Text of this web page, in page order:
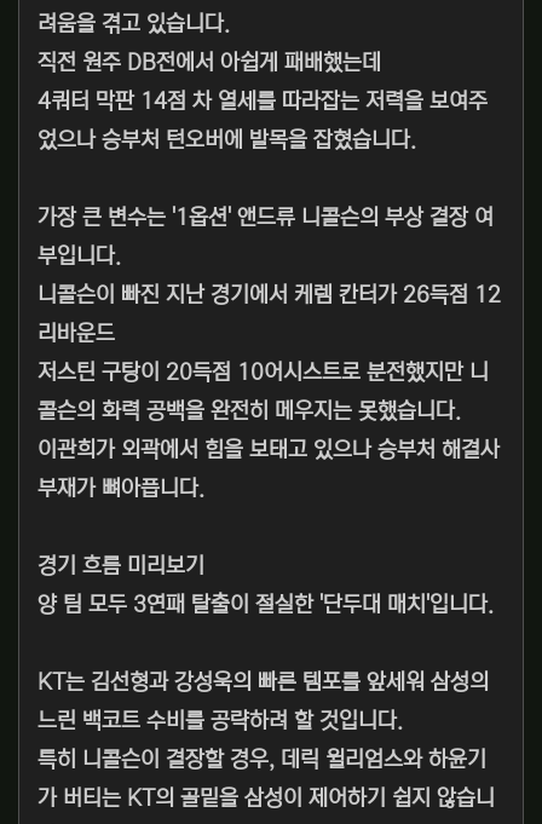
려움을 겪고 있습니다.
직전 원주 DB전에서 아쉽게 패배했는데
4쿼터 막판 14점 차 열세를 따라잡는 저력을 보여주
었으나 승부처 턴오버에 발목을 잡혔습니다.
가장 큰 변수는 '1옵션' 앤드류 니콜슨의 부상 결장 여
부입니다.
니콜슨이 빠진 지난 경기에서 케렘 칸터가 26득점 12
리바운드
저스틴 구탕이 20득점 10어시스트로 분전했지만 니
콜슨의 화력 공백을 완전히 메우지는 못했습니다.
이관희가 외곽에서 힘을 보태고 있으나 승부처 해결사
부재가 뼈아픕니다.
경기 흐름 미리보기
양 팀 모두 3연패 탈출이 절실한 '단두대 매치'입니다.
KT는 김선형과 강성욱의 빠른 템포를 앞세워 삼성의
느린 백코트 수비를 공략하려 할 것입니다.
특히 니콜슨이 결장할 경우, 데릭 윌리엄스와 하윤기
가 버티는 KT의 골밑을 삼성이 제어하기 쉽지 않습니